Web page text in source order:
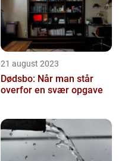
21 august 2023
Dødsbo: Når man står
overfor en svær opgave